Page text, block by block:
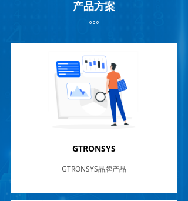
产品方案
ꂕ
GTRONSYS
GTRONSYS品牌产品